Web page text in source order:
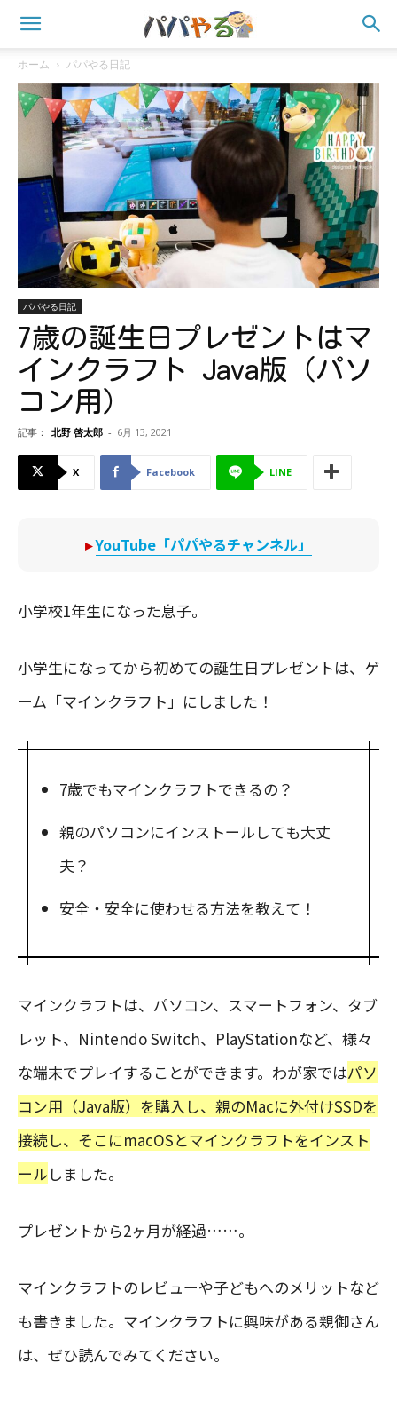
ホーム パパやる日記
パパやる日記
7歳の誕生日プレゼントはマ
インクラフト Java版（パソ
コン用）
記事： 北野 啓太郎 - 6月 13, 2021
X Facebook LINE
▸YouTube「パパやるチャンネル」
小学校1年生になった息子。
小学生になってから初めての誕生日プレゼントは、ゲ
ーム「マインクラフト」にしました！
7歳でもマインクラフトできるの？
親のパソコンにインストールしても大丈
夫？
安全・安全に使わせる方法を教えて！
マインクラフトは、パソコン、スマートフォン、タブ
レット、Nintendo Switch、PlayStationなど、様々
な端末でプレイすることができます。わが家ではパソ
コン用（Java版）を購入し、親のMacに外付けSSDを
接続し、そこにmacOSとマインクラフトをインスト
ール しました。
プレゼントから2ヶ月が経過……。
マインクラフトのレビューや子どもへのメリットなど
も書きました。マインクラフトに興味がある親御さん
は、ぜひ読んでみてください。